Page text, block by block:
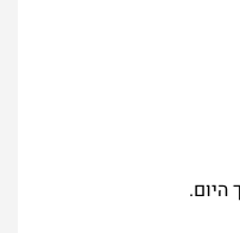
היום.